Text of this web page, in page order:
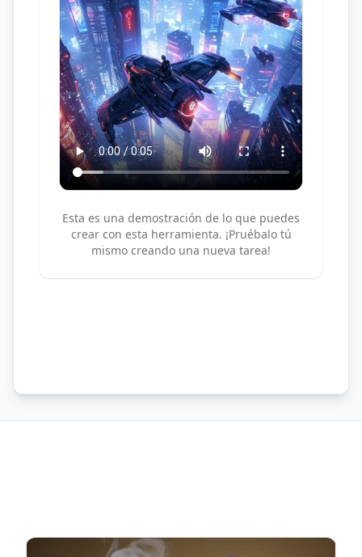
Esta es una demostración de lo que puedes
crear con esta herramienta. ¡Pruébalo tú
mismo creando una nueva tarea!